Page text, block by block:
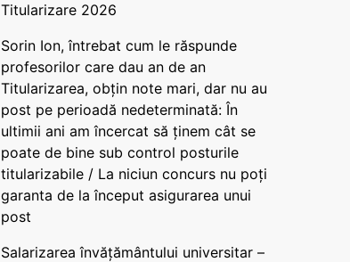
Titularizare 2026
Sorin Ion, întrebat cum le răspunde
profesorilor care dau an de an
Titularizarea, obțin note mari, dar nu au
post pe perioadă nedeterminată: În
ultimii ani am încercat să ținem cât se
poate de bine sub control posturile
titularizabile / La niciun concurs nu poți
garanta de la început asigurarea unui
post
Salarizarea învățământului universitar –